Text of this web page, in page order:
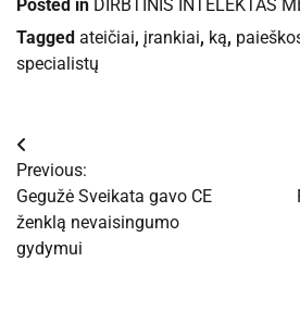
Posted in DIRBTINIS INTELEKTAS
Tagged ateičiai, įrankiai, ką,
specialistų
Navigacija
tarp
įrašų
Previous:
Gegužė Sveikata gavo CE
ženklą nevaisingumo
gydymui